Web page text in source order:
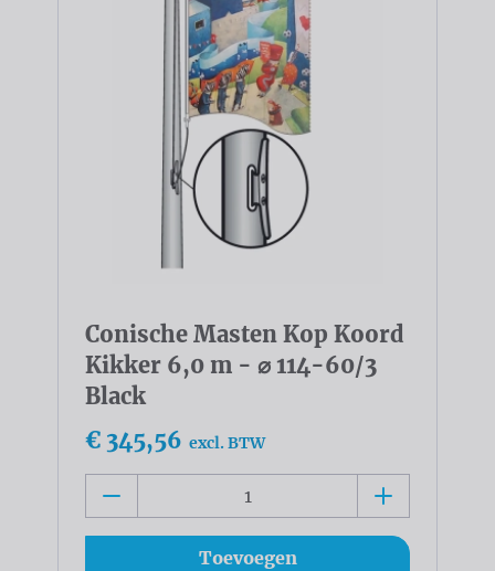
Conische Masten Kop Koord
Kikker 6,0 m - ⌀ 114-60/3
Black
€ 345,56 excl. BTW
Toevoegen